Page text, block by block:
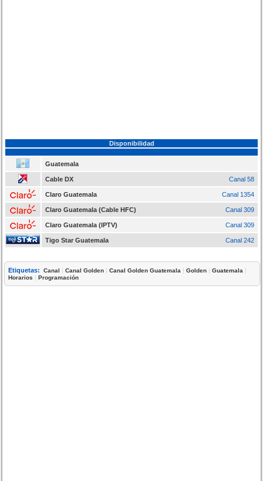
Disponibilidad
Guatemala
Cable DX Canal 58
Claro Guatemala Canal 1354
Claro Guatemala (Cable HFC) Canal 309
Claro Guatemala (IPTV) Canal 309
Tigo Star Guatemala Canal 242
Etiquetas: Canal |Canal Golden |Canal Golden Guatemala |Golden |Guatemala |
Horarios |Programación